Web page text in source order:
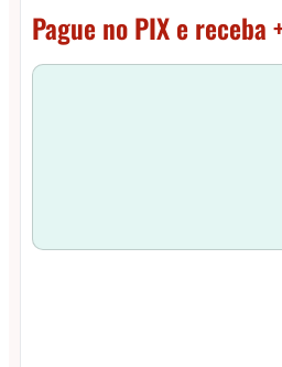
Pague no PIX e